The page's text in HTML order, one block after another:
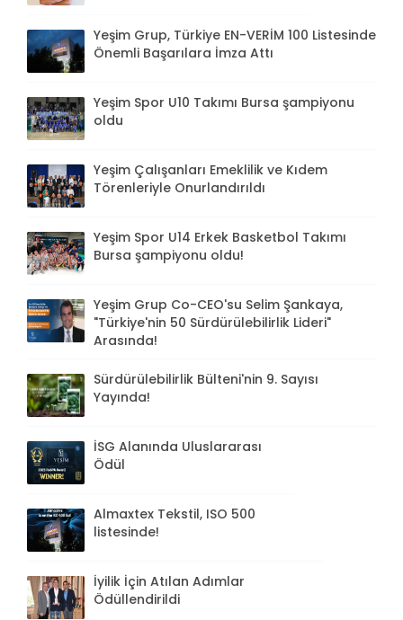
Yeşim Grup, Türkiye EN-VERİM 100 Listesinde
Önemli Başarılara İmza Attı
Yeşim Spor U10 Takımı Bursa şampiyonu
oldu
Yeşim Çalışanları Emeklilik ve Kıdem
Törenleriyle Onurlandırıldı
Yeşim Spor U14 Erkek Basketbol Takımı
Bursa şampiyonu oldu!
Yeşim Grup Co-CEO'su Selim Şankaya,
"Türkiye'nin 50 Sürdürülebilirlik Lideri"
Arasında!
Sürdürülebilirlik Bülteni'nin 9. Sayısı
Yayında!
İSG Alanında Uluslararası
Ödül
Almaxtex Tekstil, ISO 500
listesinde!
İyilik İçin Atılan Adımlar
Ödüllendirildi